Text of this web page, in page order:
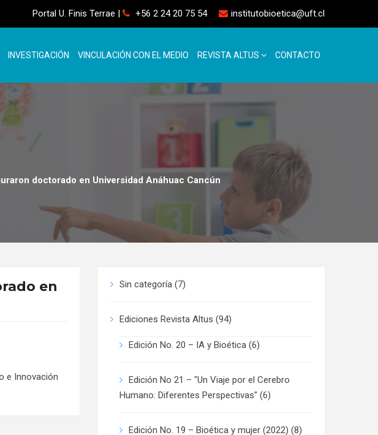
Portal U. Finis Terrae | +56 2 24 20 75 54 institutobioetica@uft.cl
INVESTIGACIÓN VINCULACIÓN CON EL MEDIO REVISTA ALTUS CONTACTO
doctorado en Universidad Anáhuac Cancún
en
e Innovación
Sin categoría (7)
Ediciones Revista Altus (94)
Edición No. 20 – IA y Bioética (6)
Edición No 21 – "Un Viaje por el Cerebro
Humano: Diferentes Perspectivas" (6)
Edición No. 19 – Bioética y mujer (2022) (8)